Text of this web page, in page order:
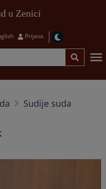
u Zenici
Prijava
Sudije suda